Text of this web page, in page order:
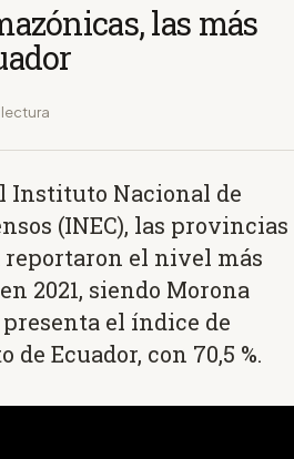
las más
lectura
Instituto Nacional de
(INEC), las provincias
reportaron el nivel más
2021, siendo Morona
el índice de
de Ecuador, con 70,5 %.